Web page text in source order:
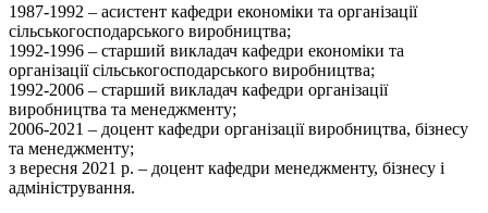
1987-1992 – асистент кафедри економіки та організації
сільськогосподарського виробництва;
1992-1996 – старший викладач кафедри економіки та
організації сільськогосподарського виробництва;
1992-2006 – старший викладач кафедри організації
виробництва та менеджменту;
2006-2021 – доцент кафедри організації виробництва, бізнесу
та менеджменту;
з вересня 2021 р. – доцент кафедри менеджменту, бізнесу і
адміністрування.